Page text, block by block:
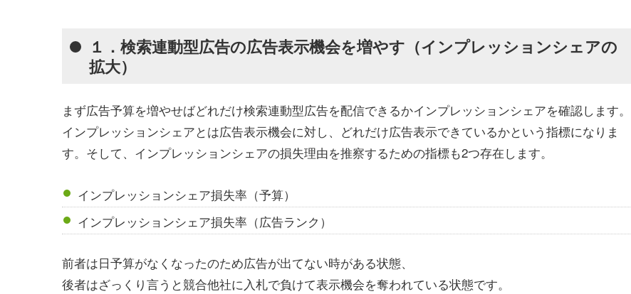
１．検索連動型広告の広告表示機会を増やす（インプレッションシェアの
拡大）
まず広告予算を増やせばどれだけ検索連動型広告を配信できるかインプレッションシェアを確認します。
インプレッションシェアとは広告表示機会に対し、どれだけ広告表示できているかという指標になりま
す。そして、インプレッションシェアの損失理由を推察するための指標も2つ存在します。
インプレッションシェア損失率（予算）
インプレッションシェア損失率（広告ランク）
前者は日予算がなくなったのため広告が出てない時がある状態、
後者はざっくり言うと競合他社に入札で負けて表示機会を奪われている状態です。